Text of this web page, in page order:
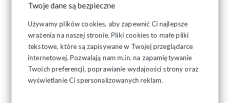
Twoje dane są bezpieczne
Używamy plików cookies, aby zapewnić Ci najlepsze
wrażenia na naszej stronie. Pliki cookies to małe pliki
tekstowe, które są zapisywane w Twojej przeglądarce
internetowej. Pozwalają nam m.in. na zapamiętywanie
Twoich preferencji, poprawianie wydajności strony oraz
wyświetlanie Ci spersonalizowanych reklam.